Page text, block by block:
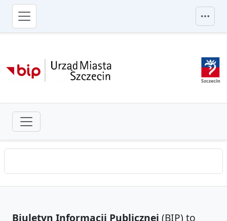
przejdź do głównego menu
Biuletyn Informacji Publicznej (BIP) to